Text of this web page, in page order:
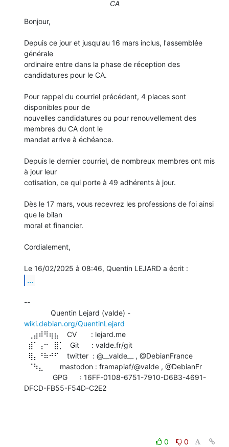
CA
Bonjour,
Depuis ce jour et jusqu'au 16 mars inclus, l'assemblée
générale
ordinaire entre dans la phase de réception des
candidatures pour le CA.
Pour rappel du courriel précédent, 4 places sont
disponibles pour de
nouvelles candidatures ou pour renouvellement des
membres du CA dont le
mandat arrive à échéance.
Depuis le dernier courriel, de nombreux membres ont mis
à jour leur
cotisation, ce qui porte à 49 adhérents à jour.
Dès le 17 mars, vous recevrez les professions de foi ainsi
que le bilan
moral et financier.
Cordialement,
...
--
wiki.debian.org/QuentinLejard
DFCD-FB55-F54D-C2E2
0
0